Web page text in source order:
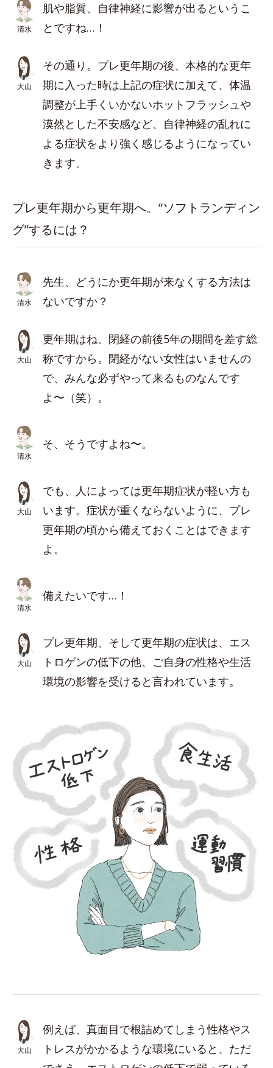
清水
肌や脂質、自律神経に影響が出るというこ
とですね…！
大山
その通り。プレ更年期の後、本格的な更年
期に入った時は上記の症状に加えて、体温
調整が上手くいかないホットフラッシュや
漠然とした不安感など、自律神経の乱れに
よる症状をより強く感じるようになってい
きます。
プレ更年期から更年期へ。“ソフトランディン
グ”するには？
清水
先生、どうにか更年期が来なくする方法は
ないですか？
大山
更年期はね、閉経の前後5年の期間を差す総
称ですから。閉経がない女性はいませんの
で、みんな必ずやって来るものなんです
よ〜（笑）。
清水
そ、そうですよね〜。
大山
でも、人によっては更年期症状が軽い方も
います。症状が重くならないように、プレ
更年期の頃から備えておくことはできます
よ。
清水
備えたいです…！
大山
プレ更年期、そして更年期の症状は、エス
トロゲンの低下の他、ご自身の性格や生活
環境の影響を受けると言われています。
大山
例えば、真面目で根詰めてしまう性格やス
トレスがかかるような環境にいると、ただ